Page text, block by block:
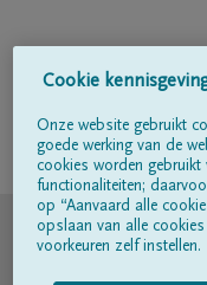
Volg ons op
Cookie
Onze website gebruikt
goede werking van de
cookies worden
functionaliteiten;
op “Aanvaard alle
opslaan van alle
voorkeuren zelf instellen.